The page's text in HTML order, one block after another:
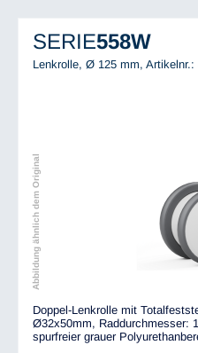
SERIE558W
Lenkrolle, Ø 125 mm, Artikelnr.:
Abbildung ähnlich dem Original
Doppel-Lenkrolle mit
Ø32x50mm, Raddurchmesser:
spurfreier grauer